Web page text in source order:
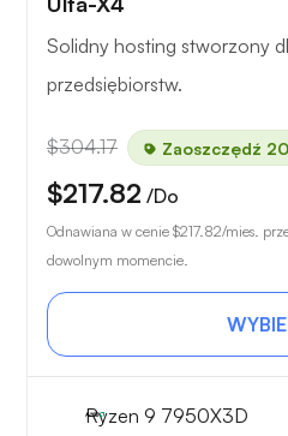
Solidny hosting stworzony
przedsiębiorstw.
$304.17 Zaoszczędź
$217.82 /Do
Odnawiana w cenie $217.82/mies.
dowolnym momencie.
Ryzen 9 7950X3D